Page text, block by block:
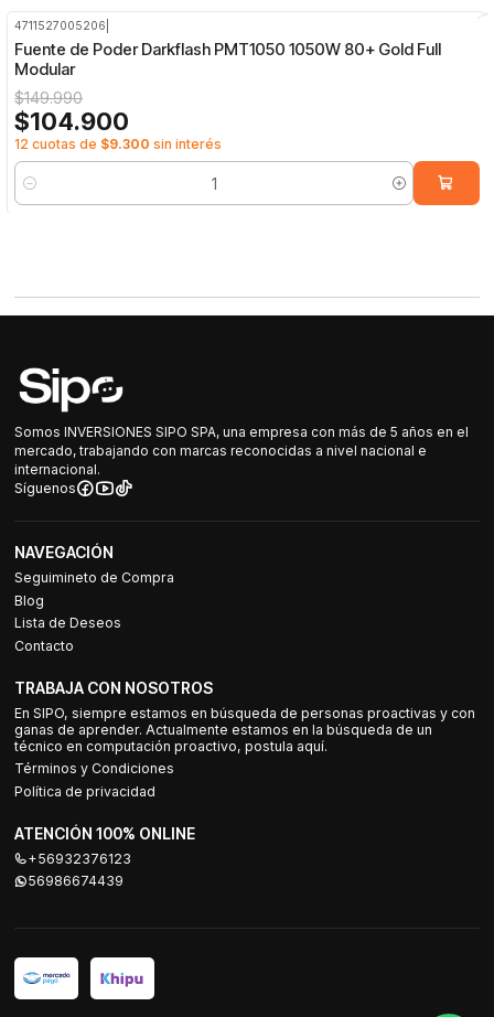
4711527005206
Fuente de Poder Darkflash PMT1050 1050W 80+ Gold Full
Modular
$149.990
$104.900
12 cuotas de $9.300 sin interés
Cantidad
Somos INVERSIONES SIPO SPA, una empresa con más de 5 años en el
mercado, trabajando con marcas reconocidas a nivel nacional e
internacional.
Síguenos
NAVEGACIÓN
Seguimineto de Compra
Blog
Lista de Deseos
Contacto
TRABAJA CON NOSOTROS
En SIPO, siempre estamos en búsqueda de personas proactivas y con
ganas de aprender. Actualmente estamos en la búsqueda de un
técnico en computación proactivo, postula aquí.
Términos y Condiciones
Política de privacidad
ATENCIÓN 100% ONLINE
+56932376123
56986674439